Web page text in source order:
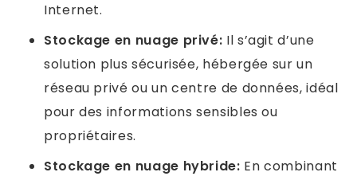
Internet.
Stockage en nuage privé: Il s’agit d’une
solution plus sécurisée, hébergée sur un
réseau privé ou un centre de données, idéal
pour des informations sensibles ou
propriétaires.
Stockage en nuage hybride: En combinant